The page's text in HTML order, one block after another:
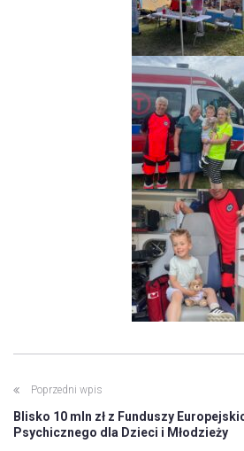
Poprzedni wpis
Blisko 10 mln zł z Funduszy
Psychicznego dla Dzieci i Młodzieży